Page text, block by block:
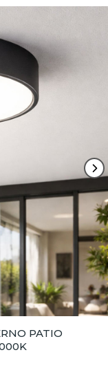
PATIO